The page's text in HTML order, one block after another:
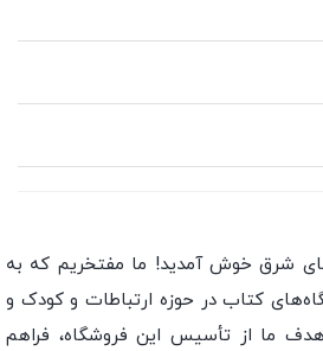
شرق خوش آمدید! ما مفتخریم که به
کتاب در حوزه ارتباطات و کودک و
ما از تأسیس این فروشگاه، فراهم